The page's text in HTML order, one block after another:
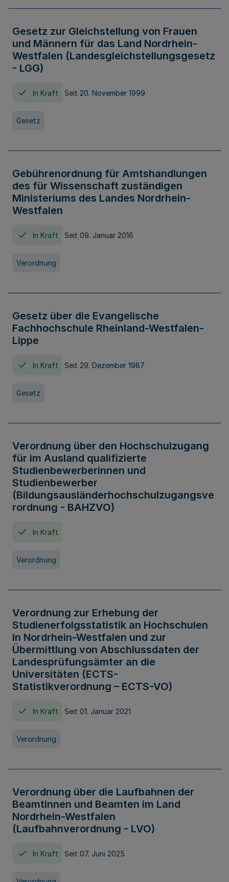
Gesetz zur Gleichstellung von Frauen
und Männern für das Land Nordrhein-
Westfalen (Landesgleichstellungsgesetz
- LGG)
In Kraft Seit 20. November 1999
Gesetz
Gebührenordnung für Amtshandlungen
des für Wissenschaft zuständigen
Ministeriums des Landes Nordrhein-
Westfalen
In Kraft Seit 09. Januar 2016
Verordnung
Gesetz über die Evangelische
Fachhochschule Rheinland-Westfalen-
Lippe
In Kraft Seit 29. Dezember 1987
Gesetz
Verordnung über den Hochschulzugang
für im Ausland qualifizierte
Studienbewerberinnen und
Studienbewerber
(Bildungsausländerhochschulzugangsve
rordnung - BAHZVO)
In Kraft
Verordnung
Verordnung zur Erhebung der
Studienerfolgsstatistik an Hochschulen
in Nordrhein-Westfalen und zur
Übermittlung von Abschlussdaten der
Landesprüfungsämter an die
Universitäten (ECTS-
Statistikverordnung – ECTS-VO)
In Kraft Seit 01. Januar 2021
Verordnung
Verordnung über die Laufbahnen der
Beamtinnen und Beamten im Land
Nordrhein-Westfalen
(Laufbahnverordnung - LVO)
In Kraft Seit 07. Juni 2025